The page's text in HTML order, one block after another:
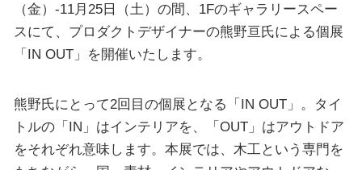
（金）-11月25日（土）の間、1Fのギャラリースペー
スにて、プロダクトデザイナーの熊野亘氏による個展
「IN OUT」を開催いたします。
熊野氏にとって2回目の個展となる「IN OUT」。タイ
トルの「IN」はインテリアを、「OUT」はアウトドア
をそれぞれ意味します。本展では、木工という専門を